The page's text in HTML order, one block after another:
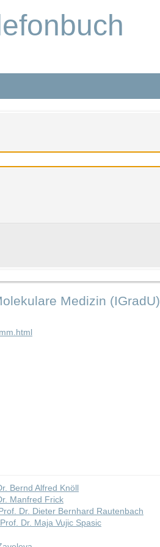
Medizin (IGradU)
Bernd Alfred Knöll
Manfred Frick
Dr. Dieter Bernhard Rautenbach
Dr. Maja Vujic Spasic